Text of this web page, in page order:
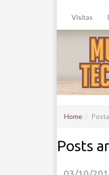
Visitas
Home
Posts